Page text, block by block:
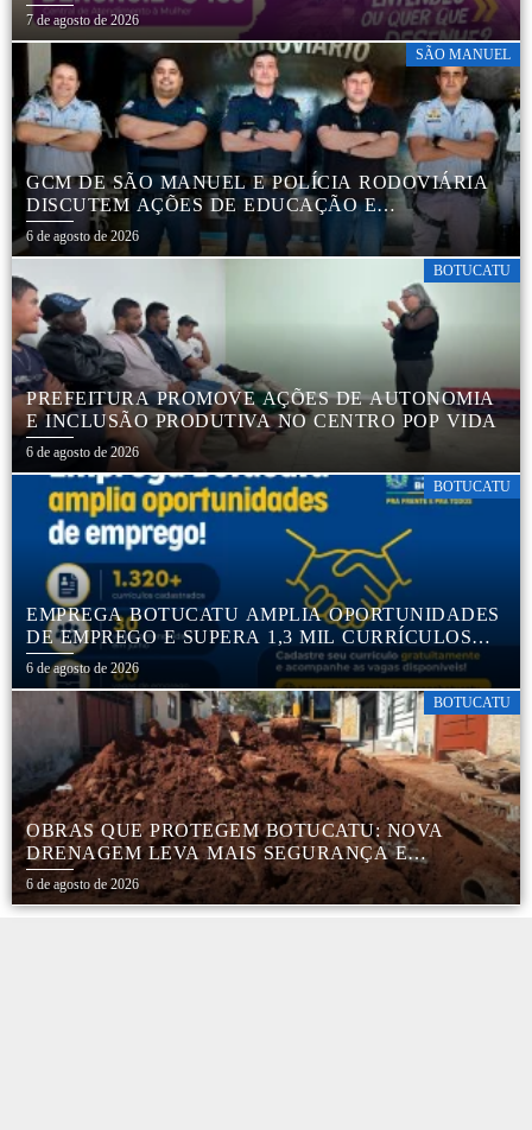
MULHERES EM BOTUCATU
7 de agosto de 2026
SÃO MANUEL
GCM DE SÃO MANUEL E POLÍCIA RODOVIÁRIA
DISCUTEM AÇÕES DE EDUCAÇÃO E
SEGURANÇA NO TRÂNSITO
6 de agosto de 2026
BOTUCATU
PREFEITURA PROMOVE AÇÕES DE AUTONOMIA
E INCLUSÃO PRODUTIVA NO CENTRO POP VIDA
6 de agosto de 2026
BOTUCATU
EMPREGA BOTUCATU AMPLIA OPORTUNIDADES
DE EMPREGO E SUPERA 1,3 MIL CURRÍCULOS
CADASTRADOS
6 de agosto de 2026
BOTUCATU
OBRAS QUE PROTEGEM BOTUCATU: NOVA
DRENAGEM LEVA MAIS SEGURANÇA E
TRANQUILIDADE AOS MORADORES DA COHAB
5
6 de agosto de 2026